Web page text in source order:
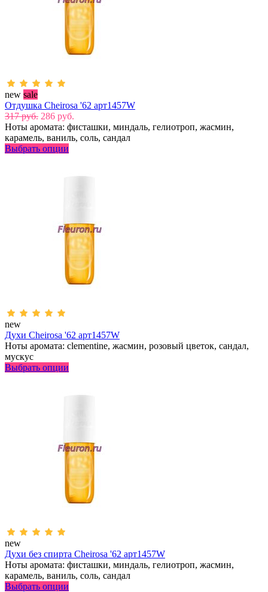
new sale
Отдушка Cheirosa '62 арт1457W
317 руб. 286 руб.
Ноты аромата: фисташки, миндаль, гелиотроп, жасмин,
карамель, ваниль, соль, сандал
Выбрать опции
new
Духи Cheirosa '62 арт1457W
Ноты аромата: clementine, жасмин, розовый цветок, сандал,
мускус
Выбрать опции
new
Духи без спирта Cheirosa '62 арт1457W
Ноты аромата: фисташки, миндаль, гелиотроп, жасмин,
карамель, ваниль, соль, сандал
Выбрать опции